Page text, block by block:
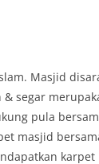
Masjid
segar
pula
masjid